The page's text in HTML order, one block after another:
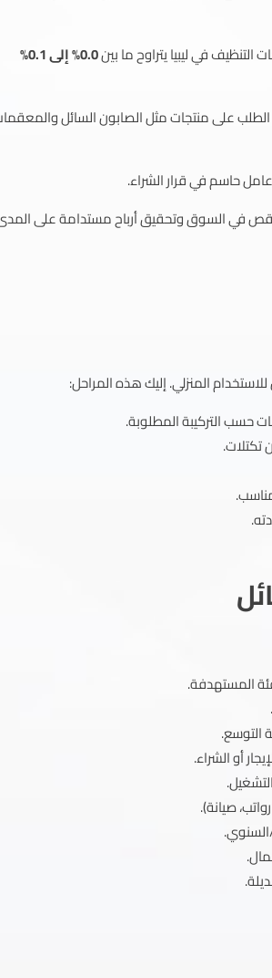
في ليبيا يتراوح ما بين0.0% إلى 0.1%
على منتجات مثل الصابون السائل
حاسم في قرار الشراء.
في السوق وتحقيق أرباح مستدامة على
المنزلي. إليك هذه المراحل:
حسب التركيبة المطلوبة.
تكتلات.
المستهدفة.
التوسع.
أو الشراء.
صيانة).